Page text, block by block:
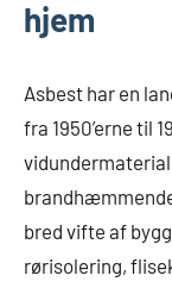
hjem
Asbest har en
fra 1950’erne til
bred vifte af
rørisolering,